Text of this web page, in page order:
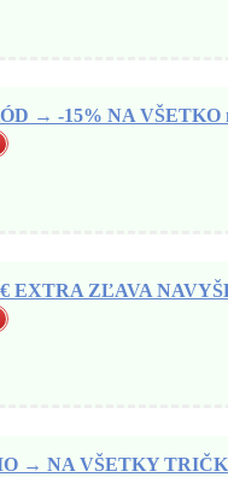
→ -15% NA VŠETKO
EXTRA ZĽAVA
→ NA VŠETKY